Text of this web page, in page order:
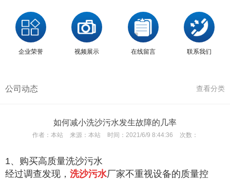
企业荣誉 视频展示 在线留言 联系我们
公司动态 查看分类
如何减小洗沙污水发生故障的几率
作者： 本站 来源： 本站 时间： 2021/6/9 8:44:36 次数：
1、购买高质量洗沙污水
经过调查发现， 洗沙污水厂家不重视设备的质量控